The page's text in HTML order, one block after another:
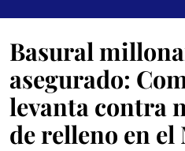
Basural
asegurado:
levanta contra
de relleno en el